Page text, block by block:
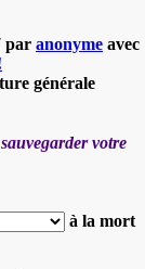
par anonyme avec
générale
votre
à la mort